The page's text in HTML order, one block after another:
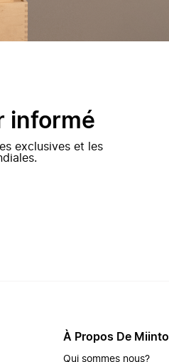
informé
exclusives et les
À Propos De Miinto
Qui sommes nous?